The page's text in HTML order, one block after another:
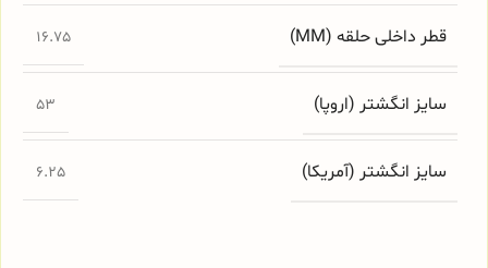
قطر داخلی حلقه (MM) 16.75
سایز انگشتر (اروپا) 53
سایز انگشتر (آمریکا) 6.25